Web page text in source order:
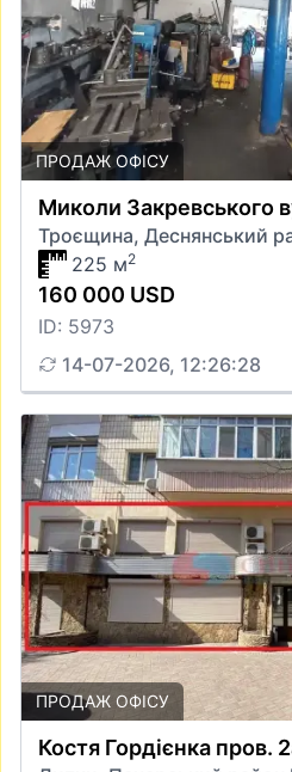
ПРОДАЖ ОФІСУ
Миколи Закревського
Троєщина, Деснянський
225 м2
160 000 USD
ID: 5973
14-07-2026, 12:26:28
ПРОДАЖ ОФІСУ
Костя Гордієнка пров.